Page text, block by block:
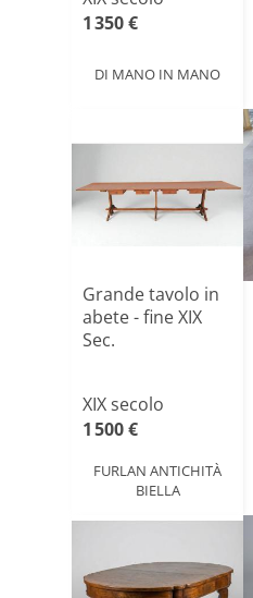
1 350 €
DI MANO IN MANO
Grande tavolo in
abete - fine XIX
Sec.
XIX secolo
1 500 €
FURLAN ANTICHITÀ
BIELLA